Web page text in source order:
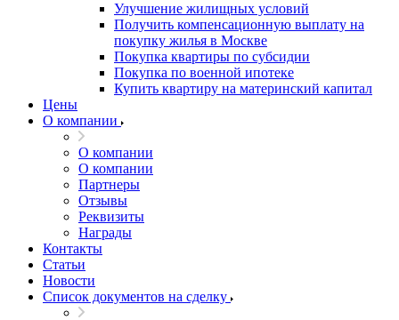
Улучшение жилищных условий
Получить компенсационную выплату на
покупку жилья в Москве
Покупка квартиры по субсидии
Покупка по военной ипотеке
Купить квартиру на материнский капитал
Цены
О компании
О компании
О компании
Партнеры
Отзывы
Реквизиты
Награды
Контакты
Статьи
Новости
Список документов на сделку